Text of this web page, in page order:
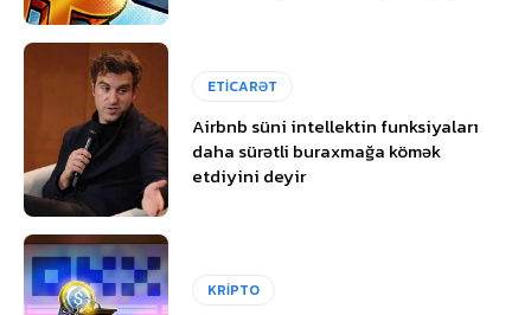
ETİCARƏT
Airbnb süni intellektin funksiyaları
daha sürətli buraxmağa kömək
etdiyini deyir
KRİPTO